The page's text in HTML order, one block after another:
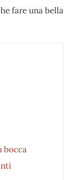
fare una bella
bocca